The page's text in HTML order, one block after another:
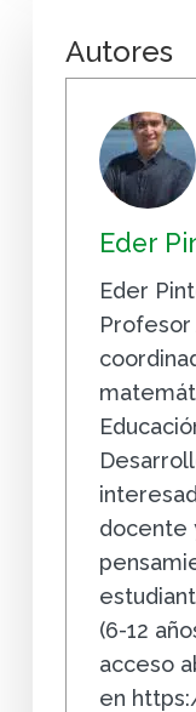
Autores
Eder
Eder
docente
(6-12
acceso
en